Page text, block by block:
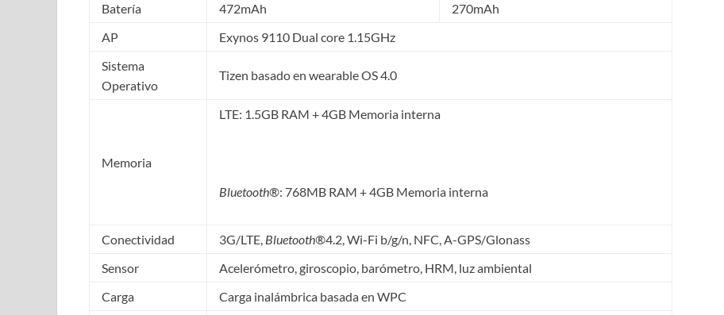
Batería 472mAh
270mAh
AP
Exynos 9110 Dual core 1.15GHz
Sistema
Operativo
Tizen basado en wearable OS 4.0
Memoria
LTE: 1.5GB RAM + 4GB Memoria interna
Bluetooth®: 768MB RAM + 4GB Memoria interna
Conectividad 3G/LTE, Bluetooth®4.2, Wi-Fi b/g/n, NFC, A-GPS/Glonass
Sensor
Acelerómetro, giroscopio, barómetro, HRM, luz ambiental
Carga
Carga inalámbrica basada en WPC